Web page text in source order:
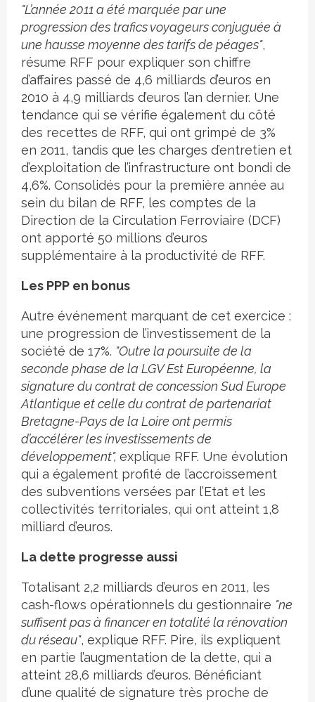
"L’année 2011 a été marquée par une
progression des trafics voyageurs conjuguée à
une hausse moyenne des tarifs de péages",
résume RFF pour expliquer son chiffre
d’affaires passé de 4,6 milliards d’euros en
2010 à 4,9 milliards d’euros l’an dernier. Une
tendance qui se vérifie également du côté
des recettes de RFF, qui ont grimpé de 3%
en 2011, tandis que les charges d’entretien et
d’exploitation de l’infrastructure ont bondi de
4,6%. Consolidés pour la première année au
sein du bilan de RFF, les comptes de la
Direction de la Circulation Ferroviaire (DCF)
ont apporté 50 millions d’euros
supplémentaire à la productivité de RFF.
Les PPP en bonus
Autre événement marquant de cet exercice :
une progression de l’investissement de la
société de 17%. "Outre la poursuite de la
seconde phase de la LGV Est Européenne, la
signature du contrat de concession Sud Europe
Atlantique et celle du contrat de partenariat
Bretagne-Pays de la Loire ont permis
d’accélérer les investissements de
développement", explique RFF. Une évolution
qui a également profité de l’accroissement
des subventions versées par l’Etat et les
collectivités territoriales, qui ont atteint 1,8
milliard d’euros.
La dette progresse aussi
Totalisant 2,2 milliards d’euros en 2011, les
cash-flows opérationnels du gestionnaire "ne
suffisent pas à financer en totalité la rénovation
du réseau", explique RFF. Pire, ils expliquent
en partie l’augmentation de la dette, qui a
atteint 28,6 milliards d’euros. Bénéficiant
d’une qualité de signature très proche de